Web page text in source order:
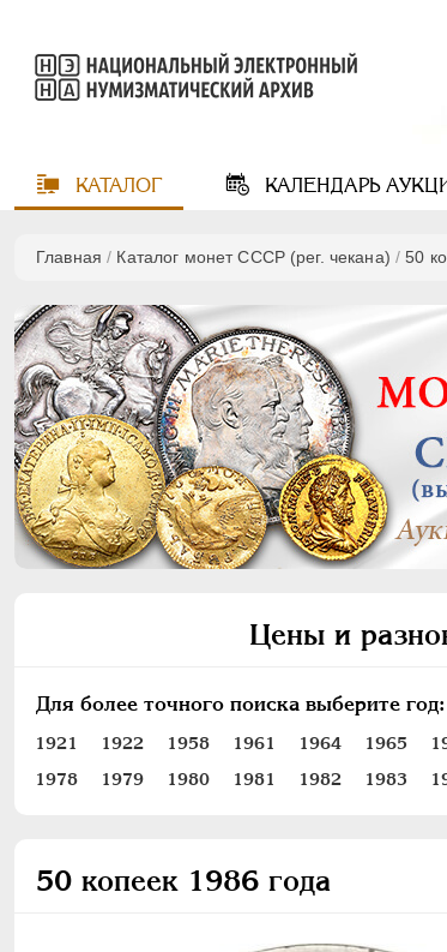
КАТАЛОГ КАЛЕНДАРЬ
Главная / Каталог монет СССР (рег. чекана) /50
Цены и
Для более точного поиска выберите год:
1921 1922 1958 1961 1964 1965
1978
1979 1980 1981 1982 1983
50 копеек 1986 года